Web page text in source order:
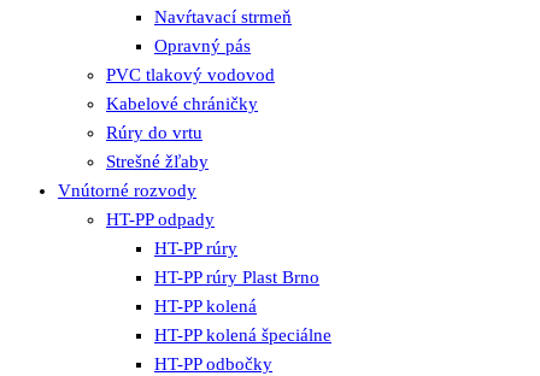
Navŕtavací strmeň
Opravný pás
PVC tlakový vodovod
Kabelové chráničky
Rúry do vrtu
Strešné žľaby
Vnútorné rozvody
HT-PP odpady
HT-PP rúry
HT-PP rúry Plast Brno
HT-PP kolená
HT-PP kolená špeciálne
HT-PP odbočky